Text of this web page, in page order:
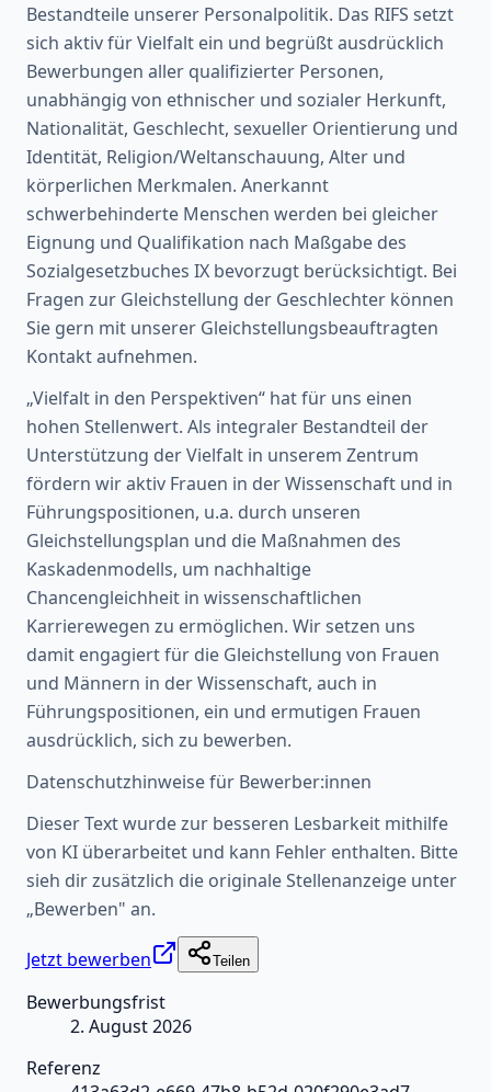
Bestandteile unserer Personalpolitik. Das RIFS setzt
sich aktiv für Vielfalt ein und begrüßt ausdrücklich
Bewerbungen aller qualifizierter Personen,
unabhängig von ethnischer und sozialer Herkunft,
Nationalität, Geschlecht, sexueller Orientierung und
Identität, Religion/Weltanschauung, Alter und
körperlichen Merkmalen. Anerkannt
schwerbehinderte Menschen werden bei gleicher
Eignung und Qualifikation nach Maßgabe des
Sozialgesetzbuches IX bevorzugt berücksichtigt. Bei
Fragen zur Gleichstellung der Geschlechter können
Sie gern mit unserer Gleichstellungsbeauftragten
Kontakt aufnehmen.
„Vielfalt in den Perspektiven“ hat für uns einen
hohen Stellenwert. Als integraler Bestandteil der
Unterstützung der Vielfalt in unserem Zentrum
fördern wir aktiv Frauen in der Wissenschaft und in
Führungspositionen, u.a. durch unseren
Gleichstellungsplan und die Maßnahmen des
Kaskadenmodells, um nachhaltige
Chancengleichheit in wissenschaftlichen
Karrierewegen zu ermöglichen. Wir setzen uns
damit engagiert für die Gleichstellung von Frauen
und Männern in der Wissenschaft, auch in
Führungspositionen, ein und ermutigen Frauen
ausdrücklich, sich zu bewerben.
Datenschutzhinweise für Bewerber:innen
Dieser Text wurde zur besseren Lesbarkeit mithilfe
von KI überarbeitet und kann Fehler enthalten. Bitte
sieh dir zusätzlich die originale Stellenanzeige unter
„Bewerben" an.
Jetzt bewerben Teilen
Bewerbungsfrist
2. August 2026
Referenz